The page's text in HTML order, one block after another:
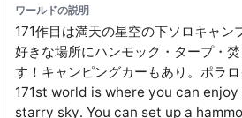
ワールドの説明
171作目は満天の星空の下ソロキャン
好きな場所にハンモック・タープ・
す！キャンピングカーもあり。ポラ
171st world is where you can
starry sky․ You can set up a